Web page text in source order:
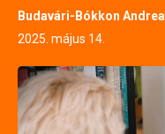
Budavári-Bókkon Andrea
2025. május 14.